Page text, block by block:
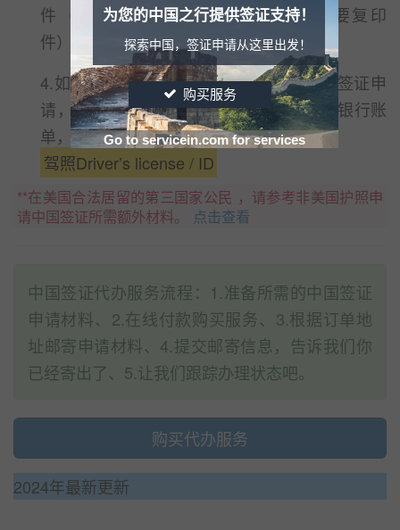
件（通常为法庭发的证明，一般只需要复印
件）。
改名纸
4.如果申请人向洛杉矶和休斯敦领馆提交签证申
请，还需要额外提供，申办人驾照或者是银行账
单，证明其属于该领馆服务范围。
驾照Driver’s license / ID
**在美国合法居留的第三国家公民 ，请参考非美国护照申
请中国签证所需额外材料。 点击查看
中国签证代办服务流程：1.准备所需的中国签证
申请材料、2.在线付款购买服务、3.根据订单地
址邮寄申请材料、4.提交邮寄信息，告诉我们你
已经寄出了、5.让我们跟踪办理状态吧。
购买代办服务
2024年最新更新
为您的中国之行提供签证支持！
探索中国，签证申请从这里出发！
购买服务
Go to servicein.com for services